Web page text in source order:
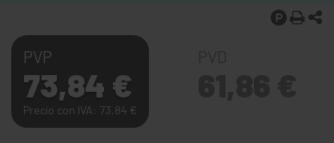
PVP
73,84 €
Precio con IVA: 73,84 €